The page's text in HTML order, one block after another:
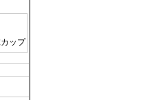
ップ